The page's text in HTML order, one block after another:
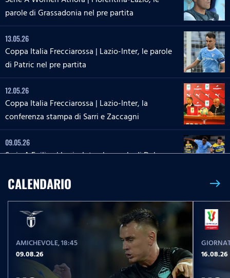
parole di Grassadonia nel pre partita
13.05.26
Coppa Italia Frecciarossa | Lazio-Inter, le parole
di Patric nel pre partita
12.05.26
Coppa Italia Frecciarossa | Lazio-Inter, la
conferenza stampa di Sarri e Zaccagni
09.05.26
Serie A Enilive | Lazio-Inter, le parole di Dele-
Serie A Enilive | Cremonese-Lazio, le parole di
Isaksen nel pre partita
02.05.26
Serie A Women Athora | Parma-Lazio, le parole di
Grassadonia nel pre partita
CALENDARIO east
AMICHEVOLE, 18:45
09.08.26
16.08.26